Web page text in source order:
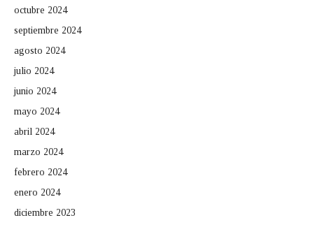
octubre 2024
septiembre 2024
agosto 2024
julio 2024
junio 2024
mayo 2024
abril 2024
marzo 2024
febrero 2024
enero 2024
diciembre 2023